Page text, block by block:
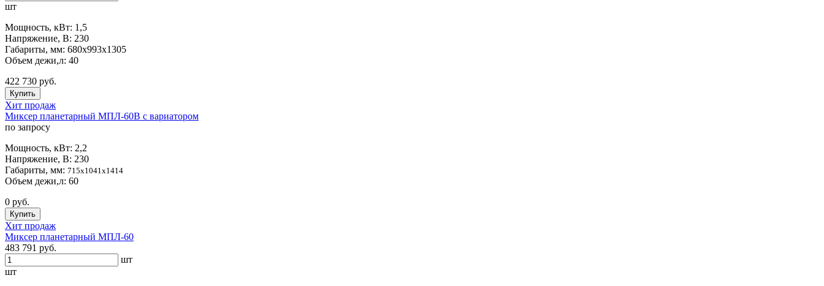
шт
Мощность, кВт: 1,5
Напряжение, В: 230
Габариты, мм: 680х993х1305
Объем дежи,л: 40
422 730 руб.
Купить
Хит продаж
Миксер планетарный МПЛ-60В с вариатором
по запросу
Мощность, кВт: 2,2
Напряжение, В: 230
Габариты, мм: 715х1041х1414
Объем дежи,л: 60
0 руб.
Купить
Хит продаж
Миксер планетарный МПЛ-60
483 791 руб.
шт
шт